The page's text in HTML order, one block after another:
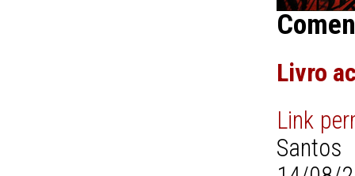
Livro
Link